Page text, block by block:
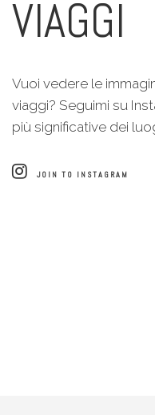
VIAGGI
Vuoi vedere le
viaggi? Seguimi su
più significative dei
JOIN TO INSTAGRAM